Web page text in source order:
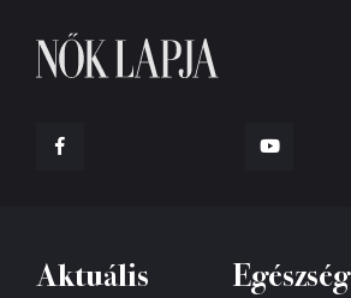
Aktuális Egészség